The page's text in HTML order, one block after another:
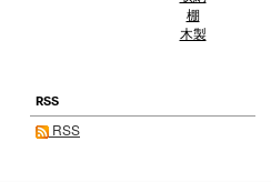
棚
木製
RSS
RSS